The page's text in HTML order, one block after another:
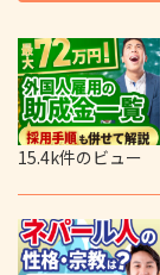
15.4k件のビュー